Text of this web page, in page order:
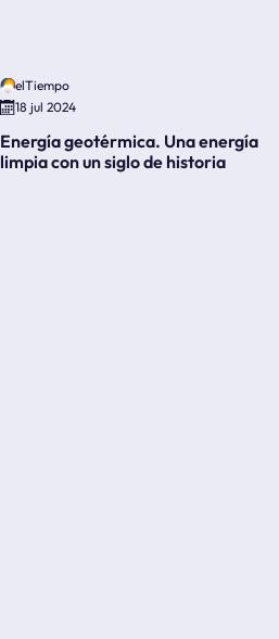
elTiempo
18 jul 2024
Energía geotérmica. Una energía
limpia con un siglo de historia